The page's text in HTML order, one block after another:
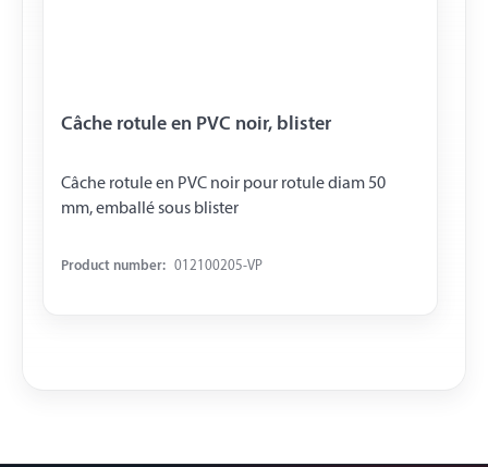
Câche rotule en PVC noir, blister
Câche rotule en PVC noir pour rotule diam 50
mm, emballé sous blister
Product number: 012100205-VP